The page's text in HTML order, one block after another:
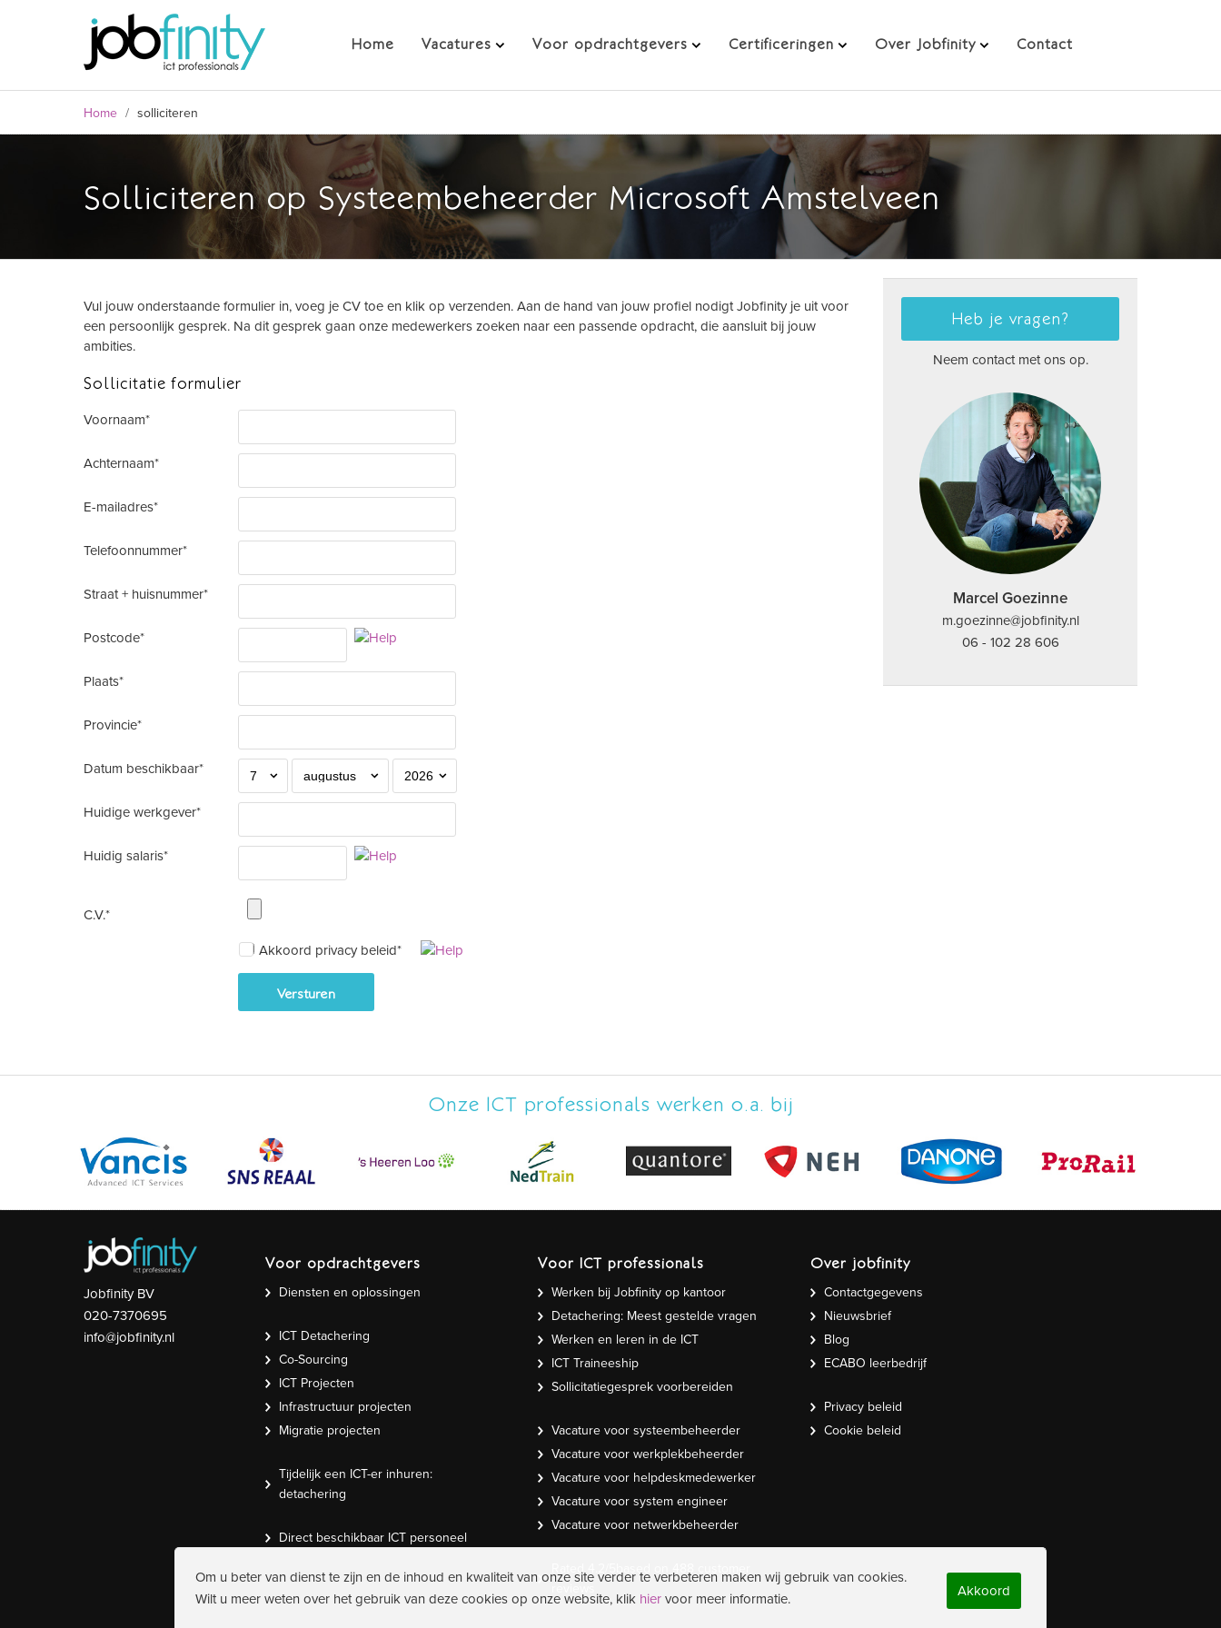
Home Vacatures Voor opdrachtgevers Certificeringen Over Jobfinity Contact
Home / solliciteren
Solliciteren op Systeembeheerder Microsoft Amstelveen
formulier
Vul jouw onderstaande formulier in, voeg je CV toe en klik op verzenden. Aan de hand van jouw profiel nodigt Jobfinity je uit voor
een persoonlijk gesprek. Na dit gesprek gaan onze medewerkers zoeken naar een passende opdracht, die aansluit bij jouw
ambities.
Sollicitatie formulier
Voornaam*
Achternaam*
E-mailadres*
Telefoonnummer*
Straat + huisnummer*
Postcode*
Plaats*
Provincie*
Datum beschikbaar*
Huidige werkgever*
Huidig salaris*
C.V.*
Akkoord privacy beleid*
Heb je vragen?
Neem contact met ons op.
Marcel Goezinne
m.goezinne@jobfinity.nl
06 - 102 28 606
Onze ICT professionals werken o.a. bij
Jobfinity BV
020-7370695
info@jobfinity.nl
Voor opdrachtgevers
Diensten en oplossingen
ICT Detachering
Co-Sourcing
ICT Projecten
Infrastructuur projecten
Migratie projecten
Tijdelijk een ICT-er inhuren:
detachering
Direct beschikbaar ICT personeel
Voor ICT professionals
Werken bij Jobfinity op kantoor
Detachering: Meest gestelde vragen
Werken en leren in de ICT
ICT Traineeship
Sollicitatiegesprek voorbereiden
Vacature voor systeembeheerder
Vacature voor werkplekbeheerder
Vacature voor helpdeskmedewerker
Vacature voor system engineer
Vacature voor netwerkbeheerder
Rated
Over jobfinity
Contactgegevens
Nieuwsbrief
Blog
ECABO leerbedrijf
Privacy beleid
Cookie beleid
Om u beter van dienst te zijn en de inhoud en kwaliteit van onze site verder te verbeteren maken wij gebruik van cookies.
Wilt u meer weten over het gebruik van deze cookies op onze website, klik hier voor meer informatie. Akkoord